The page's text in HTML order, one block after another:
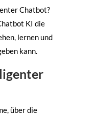
Chatbot?
KI die
lernen und
kann.
über die